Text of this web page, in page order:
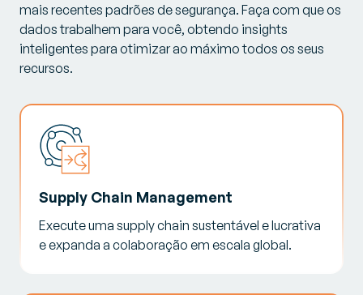
mais recentes padrões de segurança. Faça com que os
dados trabalhem para você, obtendo insights
inteligentes para otimizar ao máximo todos os seus
recursos.
Supply Chain Management
Execute uma supply chain sustentável e lucrativa
e expanda a colaboração em escala global.